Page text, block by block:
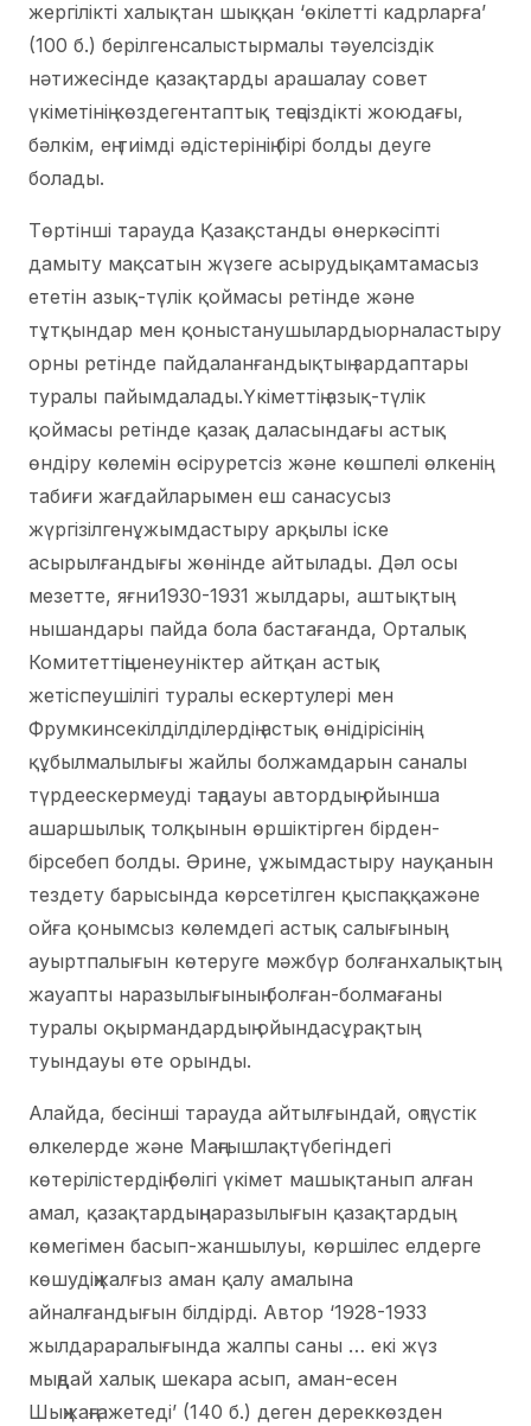
жергілікті халықтан шыққан ‘өкілетті кадрларға’
(100 б.) берілгенсалыстырмалы тәуелсіздік
нәтижесінде қазақтарды арашалау совет
үкіметінің көздегентаптық теңсіздікті жоюдағы,
бәлкім, ең тиімді әдістерінің бірі болды деуге
болады.
Төртінші тарауда Қазақстанды өнеркәсіпті
дамыту мақсатын жүзеге асырудықамтамасыз
ететін азық-түлік қоймасы ретінде және
тұтқындар мен қоныстанушылардыорналастыру
орны ретінде пайдаланғандықтың зардаптары
туралы пайымдалады.Үкіметтің азық-түлік
қоймасы ретінде қазақ даласындағы астық
өндіру көлемін өсіруретсіз және көшпелі өлкенің
табиғи жағдайларымен еш санасусыз
жүргізілгенұжымдастыру арқылы іске
асырылғандығы жөнінде айтылады. Дәл осы
мезетте, яғни1930-1931 жылдары, аштықтың
нышандары пайда бола бастағанда, Орталық
Комитеттіңшенеуніктер айтқан астық
жетіспеушілігі туралы ескертулері мен
Фрумкинсекілділділердің астық өнідірісінің
құбылмалылығы жайлы болжамдарын саналы
түрдеескермеуді таңдауы автордың ойынша
ашаршылық толқынын өршіктірген бірден-
бірсебеп болды. Әрине, ұжымдастыру науқанын
тездету барысында көрсетілген қыспаққажәне
ойға қонымсыз көлемдегі астық салығының
ауыртпалығын көтеруге мәжбүр болғанхалықтың
жауапты наразылығының болған-болмағаны
туралы оқырмандардың ойындасұрақтың
туындауы өте орынды.
Алайда, бесінші тарауда айтылғындай, оңтүстік
өлкелерде және Маңғышлақтүбегіндегі
көтерілістердің бөлігі үкімет машықтанып алған
амал, қазақтардыңнаразылығын қазақтардың
көмегімен басып-жаншылуы, көршілес елдерге
көшудіңжалғыз аман қалу амалына
айналғандығын білдірді. Автор ‘1928-1933
жылдараралығында жалпы саны … екі жүз
мыңдай халық шекара асып, аман-есен
Шыңжаңғажетеді’ (140 б.) деген дереккөзден